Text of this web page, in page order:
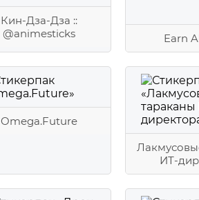
Кин-Дза-Дза ::
@animesticks
Earn
Omega.Future
ИТ-